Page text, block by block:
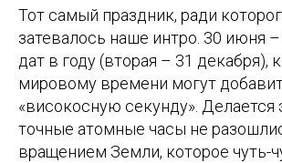
Тот самый праздник, ради
затевалось наше интро. 30 июня
дат в году (вторая – 31 декабря),
мировому времени могут
«високосную секунду». Делается
точные атомные часы не
вращением Земли, которое чуть-